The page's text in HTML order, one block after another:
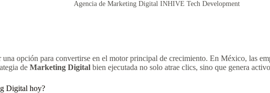
Agencia de Marketing Digital INHIVE Tech Development
opción para convertirse en el motor principal de crecimiento. En México, las
de Marketing Digital bien ejecutada no solo atrae clics, sino que genera
Digital hoy?